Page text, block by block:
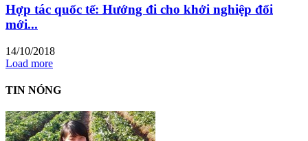
Hợp tác quốc tế: Hướng đi cho khởi nghiệp đổi
mới...
14/10/2018
Load more
TIN NÓNG